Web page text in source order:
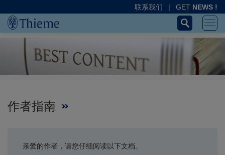
联系我们 | GET NEWS !
作者指南
亲爱的作者，请您仔细阅读以下文档。